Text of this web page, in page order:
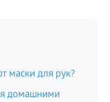
маски для рук?
домашними